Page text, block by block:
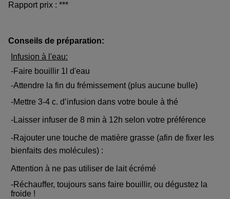
Rapport prix : ***
Conseils de préparation:
Infusion à l'eau:
-Faire bouillir 1l d'eau
-Attendre la fin du frémissement (plus aucune bulle)
-Mettre 3-4 c. d’infusion dans votre boule à thé
-Laisser infuser de 8 min à 12h selon votre préférence
-Rajouter une touche de matière grasse (afin de fixer les
bienfaits des molécules) :
Attention à ne pas utiliser de lait écrémé
-Réchauffer, toujours sans faire bouillir, ou dégustez la
froide !